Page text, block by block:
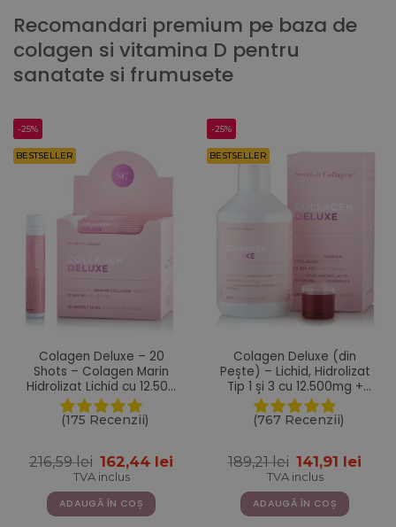
Recomandari premium pe baza de
colagen si vitamina D pentru
sanatate si frumusete
-25%
BESTSELLER
Colagen Deluxe – 20
Shots – Colagen Marin
Hidrolizat Lichid cu 12.500
mg + Acid Hialuronic 75
mg + Biotina 5000 mcg +
MSM 125 mg + Zinc + Siliciu
(175 Recenzii)
216,59lei Prețul
inițial
a
fost:
216,59 lei.
162,44 lei
162,44 lei.
TVA inclus
ADAUGĂ ÎN COȘ
-25%
BESTSELLER
Colagen Deluxe (din
Pește) – Lichid, Hidrolizat
Tip 1 și 3 cu 12.500mg +
Acid Hialuronic 75 mg +
Biotină 5000 mcg + MSM +
Zinc + Siliciu + Vitamine –
(767 Recenzii)
189,21lei Prețul
inițial
a
fost:
189,21 lei.
141,91 lei
TVA inclus
ADAUGĂ ÎN COȘ